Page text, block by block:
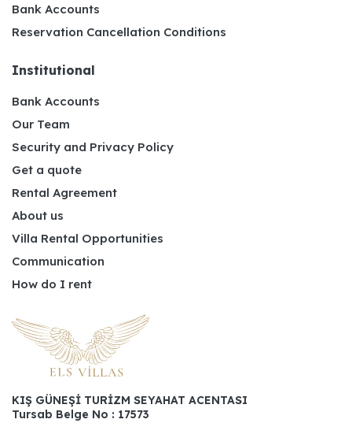
Bank Accounts
Reservation Cancellation Conditions
Institutional
Bank Accounts
Our Team
Security and Privacy Policy
Get a quote
Rental Agreement
About us
Villa Rental Opportunities
Communication
How do I rent
KIŞ GÜNEŞİ TURİZM SEYAHAT ACENTASI
Tursab Belge No : 17573